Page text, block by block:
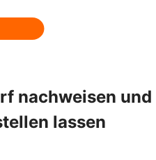
nachweisen und
lassen